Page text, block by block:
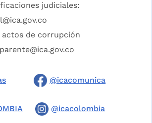
judiciales:
actos de corrupción
@icacomunica
@icacolombia